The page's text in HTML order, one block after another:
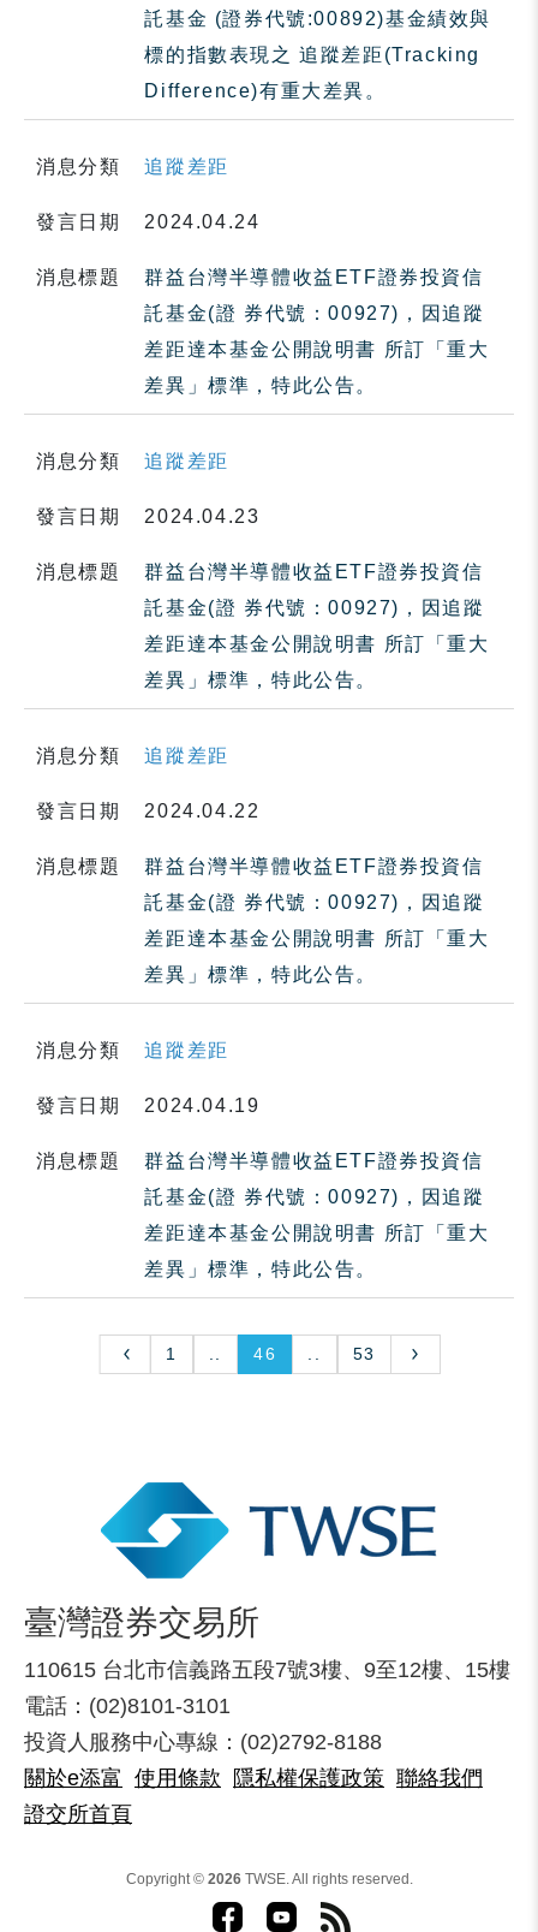
託基金 (證券代號:00892)基金績效與
標的指數表現之 追蹤差距(Tracking
Difference)有重大差異。
消息分類 追蹤差距
發言日期 2024.04.24
消息標題
群益台灣半導體收益ETF證券投資信
託基金(證 券代號：00927)，因追蹤
差距達本基金公開說明書 所訂「重大
差異」標準，特此公告。
消息分類 追蹤差距
發言日期 2024.04.23
消息標題
群益台灣半導體收益ETF證券投資信
託基金(證 券代號：00927)，因追蹤
差距達本基金公開說明書 所訂「重大
差異」標準，特此公告。
消息分類 追蹤差距
發言日期 2024.04.22
消息標題
群益台灣半導體收益ETF證券投資信
託基金(證 券代號：00927)，因追蹤
差距達本基金公開說明書 所訂「重大
差異」標準，特此公告。
消息分類 追蹤差距
發言日期 2024.04.19
消息標題
群益台灣半導體收益ETF證券投資信
託基金(證 券代號：00927)，因追蹤
差距達本基金公開說明書 所訂「重大
差異」標準，特此公告。
1 46 53
臺灣證券交易所
110615 台北市信義路五段7號3樓、9至12樓、15樓
電話：(02)8101-3101
投資人服務中心專線：(02)2792-8188
關於e添富 使用條款 隱私權保護政策 聯絡我們
證交所首頁
Copyright © 2026TWSE. All rights reserved.